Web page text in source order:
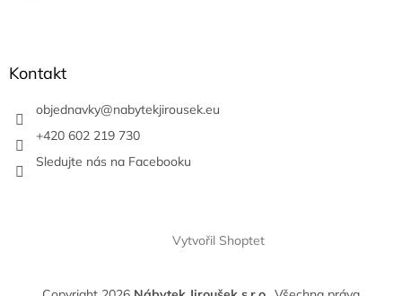
Kontakt
objednavky@nabytekjirousek.eu
+420 602 219 730
Sledujte nás na Facebooku
Vytvořil Shoptet